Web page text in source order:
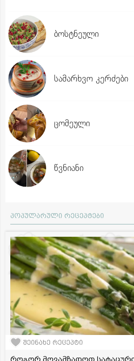
ბოსტნეული
სამარხვო კერძები
ცომეული
წვნიანი
პოპულარული რეცეპტები
შეინახე რეცეპტი